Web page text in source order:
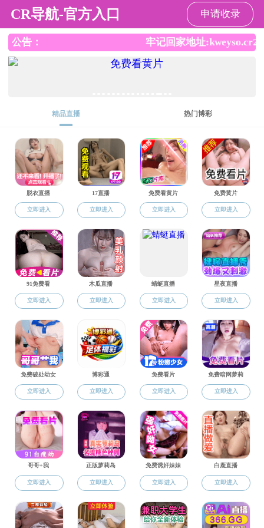
麻豆视频
党建思政
课程群建设
语言文学
英语语言基本技能
翻译与文化
基础日语
日语应用与实践
日语拓展教育
综合英语
专门用途英语